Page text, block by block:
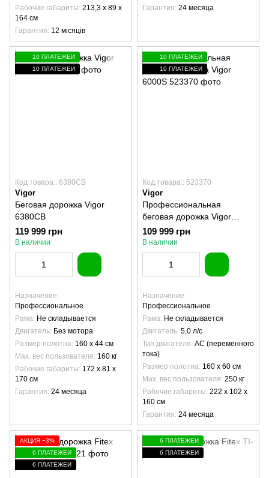
Рабочие габариты 213,3 х 89 х
164 см
Гарантия 12 місяців
Гарантия 24 месяца
10 ПЛАТЕЖЕЙ
10 ПЛАТЕЖЕЙ
Код товара:: 6380CB
Vigor
Беговая дорожка Vigor
6380CB
119 999 грн
В наличии
Назначение
Профессиональное
Рама Не складывается
Двигатель Без мотора
Размер полотна 160 х 44 см
Max. вес пользователя 160 кг
Рабочие габариты 172 х 81 х
170 см
Гарантия 24 месяца
10 ПЛАТЕЖЕЙ
10 ПЛАТЕЖЕЙ
Код товара:: 523370
Vigor
Профессиональная
беговая дорожка Vigor
6000S
109 999 грн
В наличии
Назначение
Профессиональное
Рама Не складывается
Двигатель 5,0 л/с
Тип двигателя AC (переменного
тока)
Размер полотна 160 х 60 см
Max. вес пользователя 250 кг
Рабочие габариты 222 х 102 х
160 см
Гарантия 24 месяца
АКЦИЯ −3%
6 ПЛАТЕЖЕЙ
6 ПЛАТЕЖЕЙ
6 ПЛАТЕЖЕЙ
6 ПЛАТЕЖЕЙ